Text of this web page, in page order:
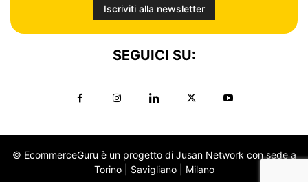
SEGUICI SU:
© EcommerceGuru è un progetto di Jusan Network con sede a
Torino | Savigliano | Milano